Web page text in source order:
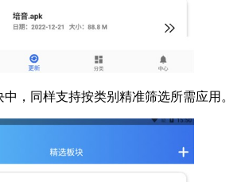
，同样支持按类别精准筛选所需应用。